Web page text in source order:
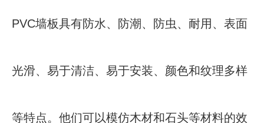
PVC墙板具有防水、防潮、防虫、耐用、表面
光滑、易于清洁、易于安装、颜色和纹理多样
等特点。他们可以模仿木材和石头等材料的效